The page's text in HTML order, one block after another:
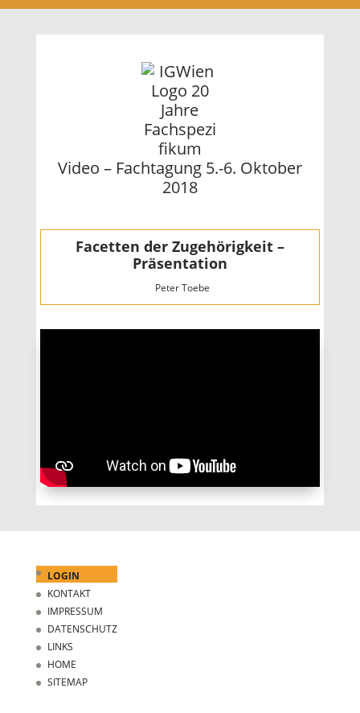
Video – Fachtagung 5.-6. Oktober
2018
Facetten der Zugehörigkeit –
Präsentation
Peter Toebe
LOGIN
KONTAKT
IMPRESSUM
DATENSCHUTZ
LINKS
HOME
SITEMAP